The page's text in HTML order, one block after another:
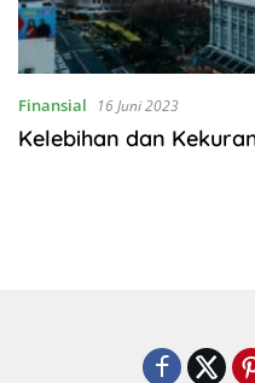
Finansial 16 Juni 2023
Kelebihan dan